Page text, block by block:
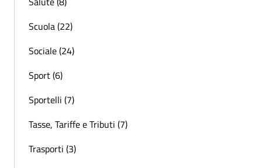
Scuola (22)
Sociale (24)
Sport (6)
Sportelli (7)
Tasse, Tariffe e Tributi (7)
Trasporti (3)